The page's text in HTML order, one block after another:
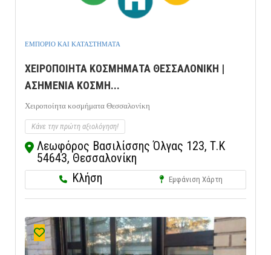
ΕΜΠΟΡΙΟ ΚΑΙ ΚΑΤΑΣΤΗΜΑΤΑ
ΧΕΙΡΟΠΟΙΗΤΑ ΚΟΣΜΗΜΑΤΑ ΘΕΣΣΑΛΟΝΙΚΗ |
ΑΣΗΜΕΝΙΑ ΚΟΣΜΗ...
Χειροποίητα κοσμήματα Θεσσαλονίκη
Κάνε την πρώτη αξιολόγηση!
Λεωφόρος Βασιλίσσης Όλγας 123, Τ.Κ
54643, Θεσσαλονίκη
Κλήση
Εμφάνιση Χάρτη